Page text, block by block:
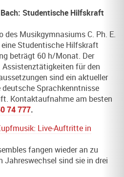
Studentische Hilfskraft
des Musikgymnasiums C. Ph. E.
Studentische Hilfskraft
beträgt 60 h/Monat. Der
für den
sind ein aktueller
Sprachkenntnisse
Kontaktaufnahme am besten
74 777.
Live-Auftritte in
fangen wieder an zu
Jahreswechsel sind sie in drei